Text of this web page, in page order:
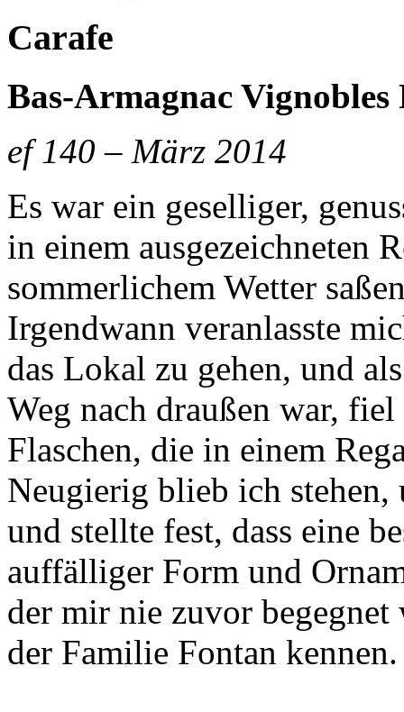
Carafe
Bas-Armagnac Vignobles
ef 140 – März 2014
Es war ein geselliger,
in einem ausgezeichneten
sommerlichem Wetter
Irgendwann veranlasste
das Lokal zu gehen, und
Weg nach draußen war,
Flaschen, die in einem
Neugierig blieb ich stehen,
und stellte fest, dass eine
auffälliger Form und
der mir nie zuvor begegnet
der Familie Fontan kennen.